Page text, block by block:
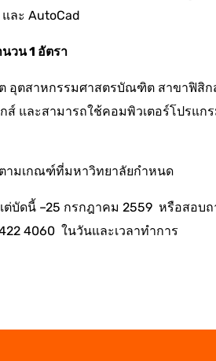
ละ AutoCad
วน 1 อัตรา
อุตสาหกรรมศาสตรบัณฑิต สาขาฟิสิก
และสามารถใช้คอมพิวเตอร์โปรแก
ามเกณฑ์ที่มหาวิทยาลัยกำหนด
ต่บัดนี้ –25 กรกฎาคม 2559 หรือสอบ
4060 ในวันและเวลาทำการ